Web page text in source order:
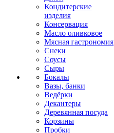
Кондитерские
изделия
Консервация
Масло оливковое
Мясная гастрономия
Снеки
Соусы
Сыры
Бокалы
Вазы, банки
Ведёрки
Декантеры
Деревянная посуда
Корзины
Пробки